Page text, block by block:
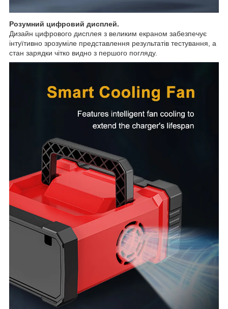
Розумний цифровий дисплей.
Дизайн цифрового дисплея з великим екраном забезпечує
інтуїтивно зрозуміле представлення результатів тестування, а
стан зарядки чітко видно з першого погляду.